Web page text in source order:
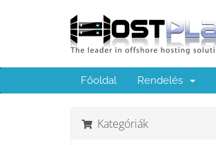
Főoldal Rendelés
Kategóriák